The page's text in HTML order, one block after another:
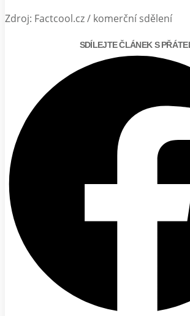
Zdroj: Factcool.cz / komerční sdělení
SDÍLEJTE ČLÁNEK S